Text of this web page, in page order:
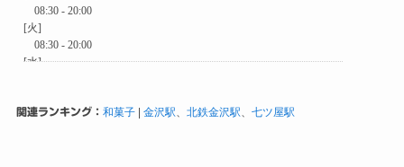
関連ランキング： 和菓子| 金沢駅、 北鉄金沢駅、 七ツ屋駅